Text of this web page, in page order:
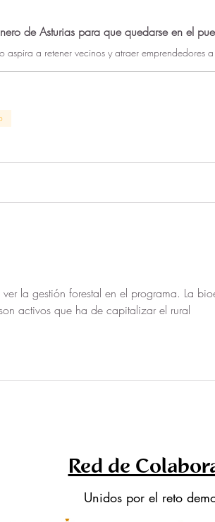
la gestión forestal en el programa. La
activos que ha de capitalizar el rural
Red de
Unidos por el reto